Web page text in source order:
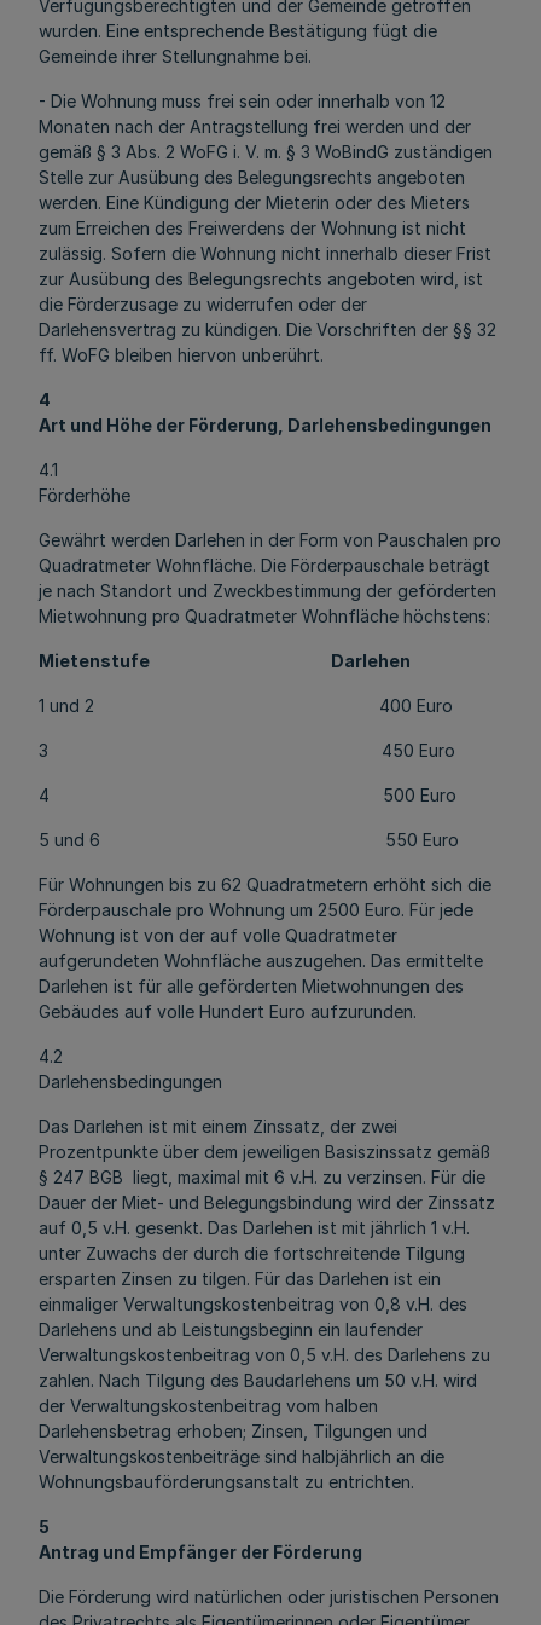
Verfügungsberechtigten und der Gemeinde getroffen
wurden. Eine entsprechende Bestätigung fügt die
Gemeinde ihrer Stellungnahme bei.
- Die Wohnung muss frei sein oder innerhalb von 12
Monaten nach der Antragstellung frei werden und der
gemäß § 3 Abs. 2 WoFG i. V. m. § 3 WoBindG zuständigen
Stelle zur Ausübung des Belegungsrechts angeboten
werden. Eine Kündigung der Mieterin oder des Mieters
zum Erreichen des Freiwerdens der Wohnung ist nicht
zulässig. Sofern die Wohnung nicht innerhalb dieser Frist
zur Ausübung des Belegungsrechts angeboten wird, ist
die Förderzusage zu widerrufen oder der
Darlehensvertrag zu kündigen. Die Vorschriften der §§ 32
ff. WoFG bleiben hiervon unberührt.
4
Art und Höhe der Förderung, Darlehensbedingungen
4.1
Förderhöhe
Gewährt werden Darlehen in der Form von Pauschalen pro
Quadratmeter Wohnfläche. Die Förderpauschale beträgt
je nach Standort und Zweckbestimmung der geförderten
Mietwohnung pro Quadratmeter Wohnfläche höchstens:
Mietenstufe Darlehen
1 und 2 400 Euro
3 450 Euro
4 500 Euro
5 und 6 550 Euro
Für Wohnungen bis zu 62 Quadratmetern erhöht sich die
Förderpauschale pro Wohnung um 2500 Euro. Für jede
Wohnung ist von der auf volle Quadratmeter
aufgerundeten Wohnfläche auszugehen. Das ermittelte
Darlehen ist für alle geförderten Mietwohnungen des
Gebäudes auf volle Hundert Euro aufzurunden.
4.2
Darlehensbedingungen
Das Darlehen ist mit einem Zinssatz, der zwei
Prozentpunkte über dem jeweiligen Basiszinssatz gemäß
§ 247 BGB liegt, maximal mit 6 v.H. zu verzinsen. Für die
Dauer der Miet- und Belegungsbindung wird der Zinssatz
auf 0,5 v.H. gesenkt. Das Darlehen ist mit jährlich 1 v.H.
unter Zuwachs der durch die fortschreitende Tilgung
ersparten Zinsen zu tilgen. Für das Darlehen ist ein
einmaliger Verwaltungskostenbeitrag von 0,8 v.H. des
Darlehens und ab Leistungsbeginn ein laufender
Verwaltungskostenbeitrag von 0,5 v.H. des Darlehens zu
zahlen. Nach Tilgung des Baudarlehens um 50 v.H. wird
der Verwaltungskostenbeitrag vom halben
Darlehensbetrag erhoben; Zinsen, Tilgungen und
Verwaltungskostenbeiträge sind halbjährlich an die
Wohnungsbauförderungsanstalt zu entrichten.
5
Antrag und Empfänger der Förderung
Die Förderung wird natürlichen oder juristischen Personen